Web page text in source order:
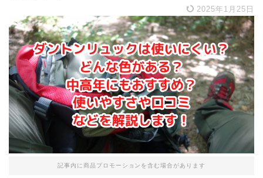
2025年1月25日
記事内に商品プロモーションを含む場合があります